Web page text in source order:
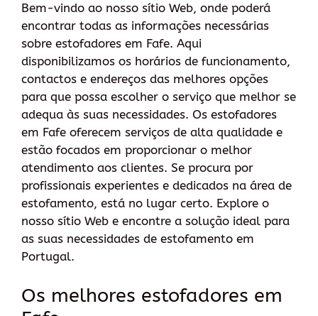
Bem-vindo ao nosso sítio Web, onde poderá
encontrar todas as informações necessárias
sobre estofadores em Fafe. Aqui
disponibilizamos os horários de funcionamento,
contactos e endereços das melhores opções
para que possa escolher o serviço que melhor se
adequa às suas necessidades. Os estofadores
em Fafe oferecem serviços de alta qualidade e
estão focados em proporcionar o melhor
atendimento aos clientes. Se procura por
profissionais experientes e dedicados na área de
estofamento, está no lugar certo. Explore o
nosso sítio Web e encontre a solução ideal para
as suas necessidades de estofamento em
Portugal.
Os melhores estofadores em